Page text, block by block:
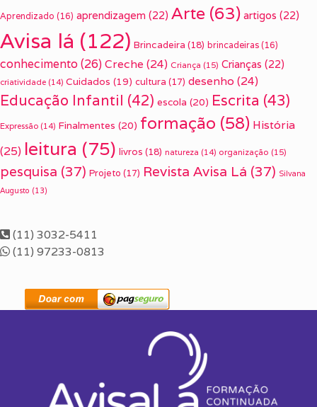
Aprendizado (16) aprendizagem (22) Arte (63) artigos (22)
Avisa lá (122) Brincadeira (18) brincadeiras (16)
conhecimento(26) Creche (24) Criança (15) Crianças (22)
criatividade (14) Cuidados (19) cultura (17) desenho (24)
Educação Infantil (42) escola (20) Escrita (43)
Expressão (14) Finalmentes (20) formação (58) História
(25) leitura (75) livros (18) natureza (14) organização (15)
pesquisa (37) Projeto (17) Revista Avisa Lá (37) Silvana
Augusto (13)
(11) 3032-5411
(11) 97233-0813